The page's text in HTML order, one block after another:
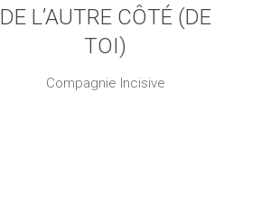
DE L’AUTRE CÔTÉ (DE
TOI)
Compagnie Incisive